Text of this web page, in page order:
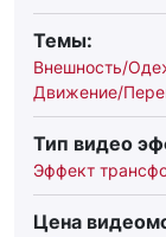
Темы:
Внешность/
Движение/
Тип видео
Эффект
Цена